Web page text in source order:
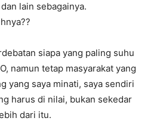
lain sebagainya.
siapa yang paling suhu
namun tetap masyarakat yang
yang saya minati, saya sendiri
harus di nilai, bukan sekedar
dari itu.